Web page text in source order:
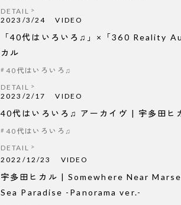
DETAIL
2023/3/24
VIDEO
「40代はいろいろ♫」×「360 Reality
カル
40代はいろいろ♫
DETAIL
2023/2/17
VIDEO
40代はいろいろ♫ アーカイヴ | 宇多田ヒ
40代はいろいろ♫
DETAIL
2022/12/23
VIDEO
宇多田ヒカル | Somewhere Near
Sea Paradise -Panorama ver.-